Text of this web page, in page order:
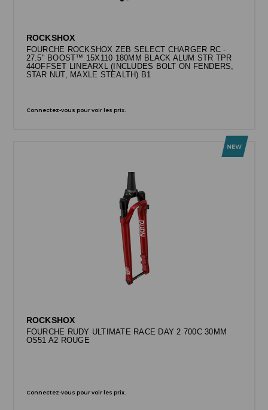
ROCKSHOX
FOURCHE ROCKSHOX ZEB SELECT CHARGER RC -
27.5" BOOST™ 15X110 180MM BLACK ALUM STR TPR
44OFFSET LINEARXL (INCLUDES BOLT ON FENDERS,
STAR NUT, MAXLE STEALTH) B1
Connectez-vous pour voir les prix.
ROCKSHOX
FOURCHE RUDY ULTIMATE RACE DAY 2 700C 30MM
OS51 A2 ROUGE
Connectez-vous pour voir les prix.